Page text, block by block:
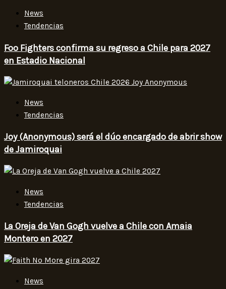
News
Tendencias
Foo Fighters confirma su regreso a Chile para 2027
en Estadio Nacional
News
Tendencias
Joy (Anonymous) será el dúo encargado de abrir show
de Jamiroquai
News
Tendencias
La Oreja de Van Gogh vuelve a Chile con Amaia
Montero en 2027
News